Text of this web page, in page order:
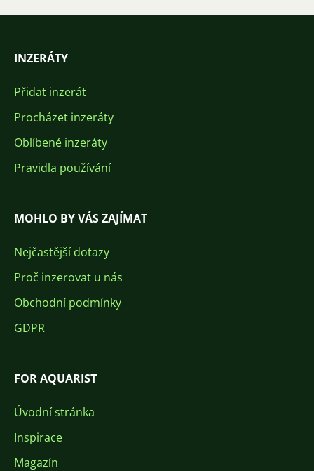
INZERÁTY
Přidat inzerát
Procházet inzeráty
Oblíbené inzeráty
Pravidla používání
MOHLO BY VÁS ZAJÍMAT
Nejčastější dotazy
Proč inzerovat u nás
Obchodní podmínky
GDPR
FOR AQUARIST
Úvodní stránka
Inspirace
Magazín